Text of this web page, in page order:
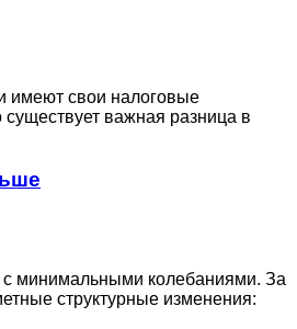
имеют свои налоговые
важная разница в
с минимальными колебаниями. За
структурные изменения: